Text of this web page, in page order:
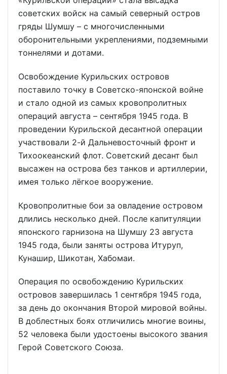
советских войск на самый северный остров
гряды Шумшу – с многочисленными
оборонительными укреплениями, подземными
тоннелями и дотами.
Освобождение Курильских островов
поставило точку в Советско-японской войне
и стало одной из самых кровопролитных
операций августа – сентября 1945 года. В
проведении Курильской десантной операции
участвовали 2-й Дальневосточный фронт и
Тихоокеанский флот. Советский десант был
высажен на острова без танков и артиллерии,
имея только лёгкое вооружение.
Кровопролитные бои за овладение островом
длились несколько дней. После капитуляции
японского гарнизона на Шумшу 23 августа
1945 года, были заняты острова Итуруп,
Кунашир, Шикотан, Хабомаи.
Операция по освобождению Курильских
островов завершилась 1 сентября 1945 года,
за день до окончания Второй мировой войны.
В доблестных боях отличились многие воины,
52 человека были удостоены высокого звания
Герой Советского Союза.